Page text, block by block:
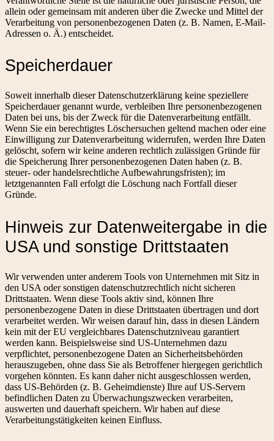
allein oder gemeinsam mit anderen über die Zwecke und Mittel der
Verarbeitung von personenbezogenen Daten (z. B. Namen, E-Mail-
Adressen o. Ä.) entscheidet.
Speicherdauer
Soweit innerhalb dieser Datenschutzerklärung keine speziellere
Speicherdauer genannt wurde, verbleiben Ihre personenbezogenen
Daten bei uns, bis der Zweck für die Datenverarbeitung entfällt.
Wenn Sie ein berechtigtes Löschersuchen geltend machen oder eine
Einwilligung zur Datenverarbeitung widerrufen, werden Ihre Daten
gelöscht, sofern wir keine anderen rechtlich zulässigen Gründe für
die Speicherung Ihrer personenbezogenen Daten haben (z. B.
steuer- oder handelsrechtliche Aufbewahrungsfristen); im
letztgenannten Fall erfolgt die Löschung nach Fortfall dieser
Gründe.
Hinweis zur Datenweitergabe in die
USA und sonstige Drittstaaten
Wir verwenden unter anderem Tools von Unternehmen mit Sitz in
den USA oder sonstigen datenschutzrechtlich nicht sicheren
Drittstaaten. Wenn diese Tools aktiv sind, können Ihre
personenbezogene Daten in diese Drittstaaten übertragen und dort
verarbeitet werden. Wir weisen darauf hin, dass in diesen Ländern
kein mit der EU vergleichbares Datenschutzniveau garantiert
werden kann. Beispielsweise sind US-Unternehmen dazu
verpflichtet, personenbezogene Daten an Sicherheitsbehörden
herauszugeben, ohne dass Sie als Betroffener hiergegen gerichtlich
vorgehen könnten. Es kann daher nicht ausgeschlossen werden,
dass US-Behörden (z. B. Geheimdienste) Ihre auf US-Servern
befindlichen Daten zu Überwachungszwecken verarbeiten,
auswerten und dauerhaft speichern. Wir haben auf diese
Verarbeitungstätigkeiten keinen Einfluss.